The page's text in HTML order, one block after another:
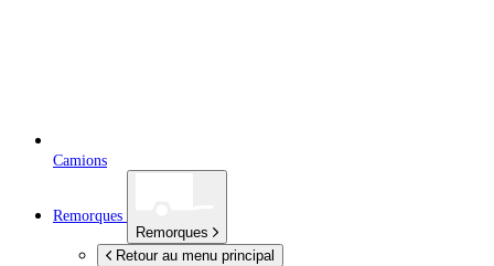
Camions
Remorques
Remorques
Retour au menu principal